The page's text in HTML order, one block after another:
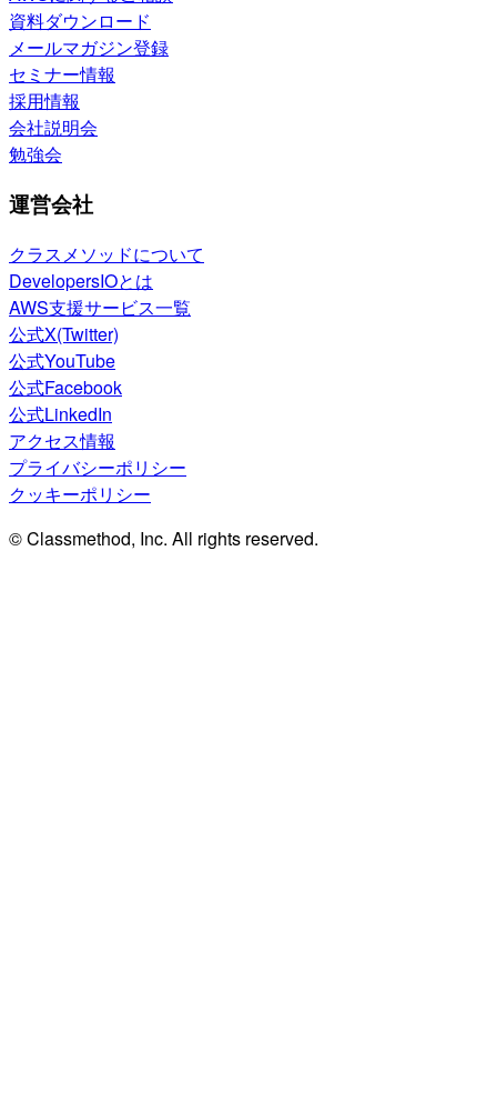
資料ダウンロード
メールマガジン登録
セミナー情報
採用情報
会社説明会
勉強会
運営会社
クラスメソッドについて
DevelopersIOとは
AWS支援サービス一覧
公式X(Twitter)
公式YouTube
公式Facebook
公式LinkedIn
アクセス情報
プライバシーポリシー
クッキーポリシー
© Classmethod, Inc. All rights reserved.